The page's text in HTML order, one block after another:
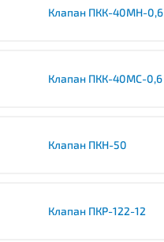
Клапан ПКК-40МН-0,6
Клапан ПКК-40МС-0,6
Клапан ПКН-50
Клапан ПКР-122-12